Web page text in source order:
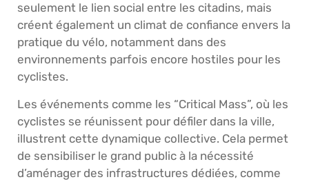
seulement le lien social entre les citadins, mais
créent également un climat de confiance envers la
pratique du vélo, notamment dans des
environnements parfois encore hostiles pour les
cyclistes.
Les événements comme les “Critical Mass”, où les
cyclistes se réunissent pour défiler dans la ville,
illustrent cette dynamique collective. Cela permet
de sensibiliser le grand public à la nécessité
d’aménager des infrastructures dédiées, comme